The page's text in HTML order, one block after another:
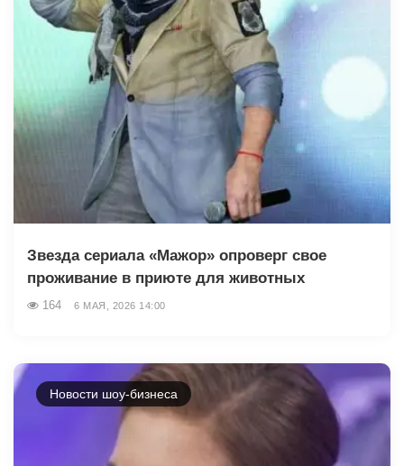
Звезда сериала «Мажор» опроверг свое
проживание в приюте для животных
164 6 МАЯ, 2026 14:00
Новости шоу-бизнеса